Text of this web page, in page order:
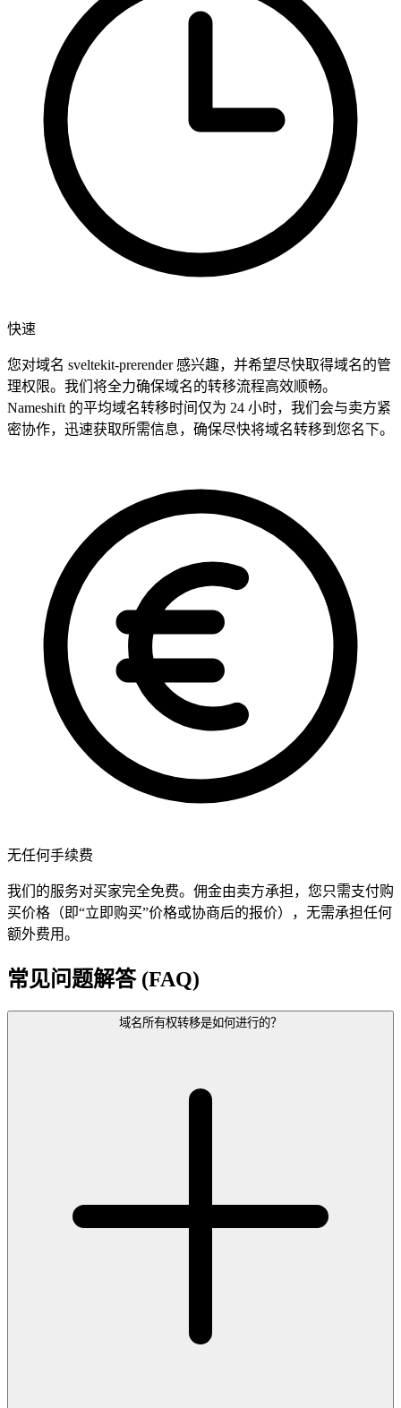
快速
您对域名 sveltekit-prerender 感兴趣，并希望尽快取得域名的管
理权限。我们将全力确保域名的转移流程高效顺畅。
Nameshift 的平均域名转移时间仅为 24 小时，我们会与卖方紧
密协作，迅速获取所需信息，确保尽快将域名转移到您名下。
无任何手续费
我们的服务对买家完全免费。佣金由卖方承担，您只需支付购
买价格（即“立即购买”价格或协商后的报价），无需承担任何
额外费用。
常见问题解答 (FAQ)
域名所有权转移是如何进行的？